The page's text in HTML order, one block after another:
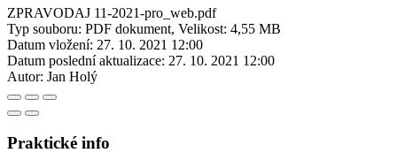
ZPRAVODAJ 11-2021-pro_web.pdf
Typ souboru: PDF dokument, Velikost: 4,55 MB
Datum vložení: 27. 10. 2021 12:00
Datum poslední aktualizace: 27. 10. 2021 12:00
Autor: Jan Holý
Praktické info